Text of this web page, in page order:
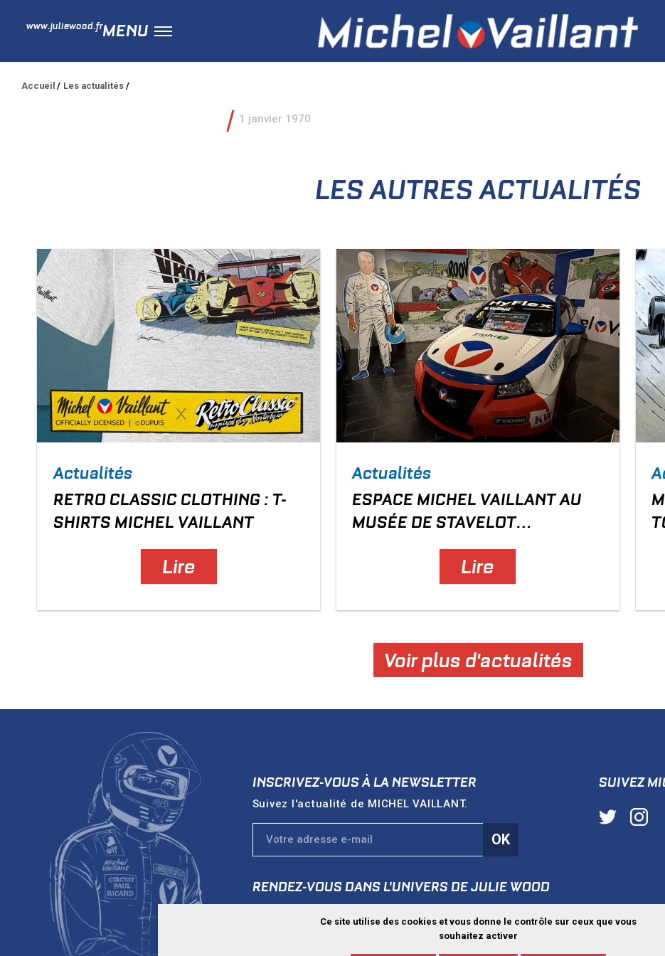
www.juliewood.frMENU
Accueil Les actualités
1 janvier 1970
LES AUTRES ACTUALITÉS
Actualités
RETRO CLASSIC CLOTHING : T-
SHIRTS MICHEL VAILLANT
Lire
Actualités
ESPACE MICHEL VAILLANT AU
MUSÉE DE STAVELOT
(BELGIQUE)
Lire
Voir plus d'actualités
INSCRIVEZ-VOUS À LA NEWSLETTER
Suivez l'actualité de MICHEL VAILLANT.
OK
RENDEZ-VOUS DANS L'UNIVERS DEJULIE WOOD
Vers le siteJULIEWOOD.FR
SUIVEZ
Ce site utilise des cookies et vous donne le contrôle sur ceux que vous
souhaitez activer